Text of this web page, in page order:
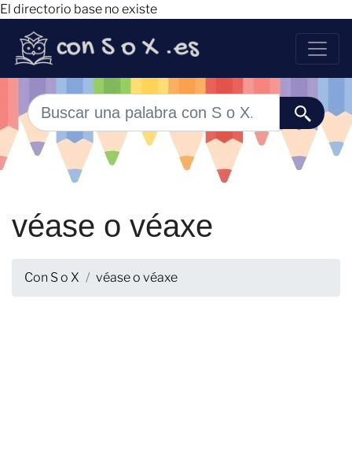
El directorio base no existe
véase o véaxe
Con S o X véase o véaxe